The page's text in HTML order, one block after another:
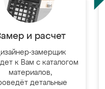
и расчет
замерщик
к Вам с каталогом
материалов,
детальные